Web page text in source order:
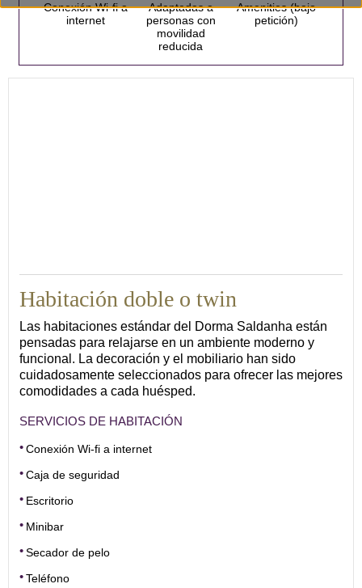
Conexión Wi-fi a
internet
Adaptadas a
personas con
movilidad
reducida
Amenities (bajo
petición)
Habitación doble o twin
Las habitaciones estándar del Dorma Saldanha están
pensadas para relajarse en un ambiente moderno y
funcional. La decoración y el mobiliario han sido
cuidadosamente seleccionados para ofrecer las mejores
comodidades a cada huésped.
SERVICIOS DE HABITACIÓN
Conexión Wi-fi a internet
Caja de seguridad
Escritorio
Minibar
Secador de pelo
Teléfono